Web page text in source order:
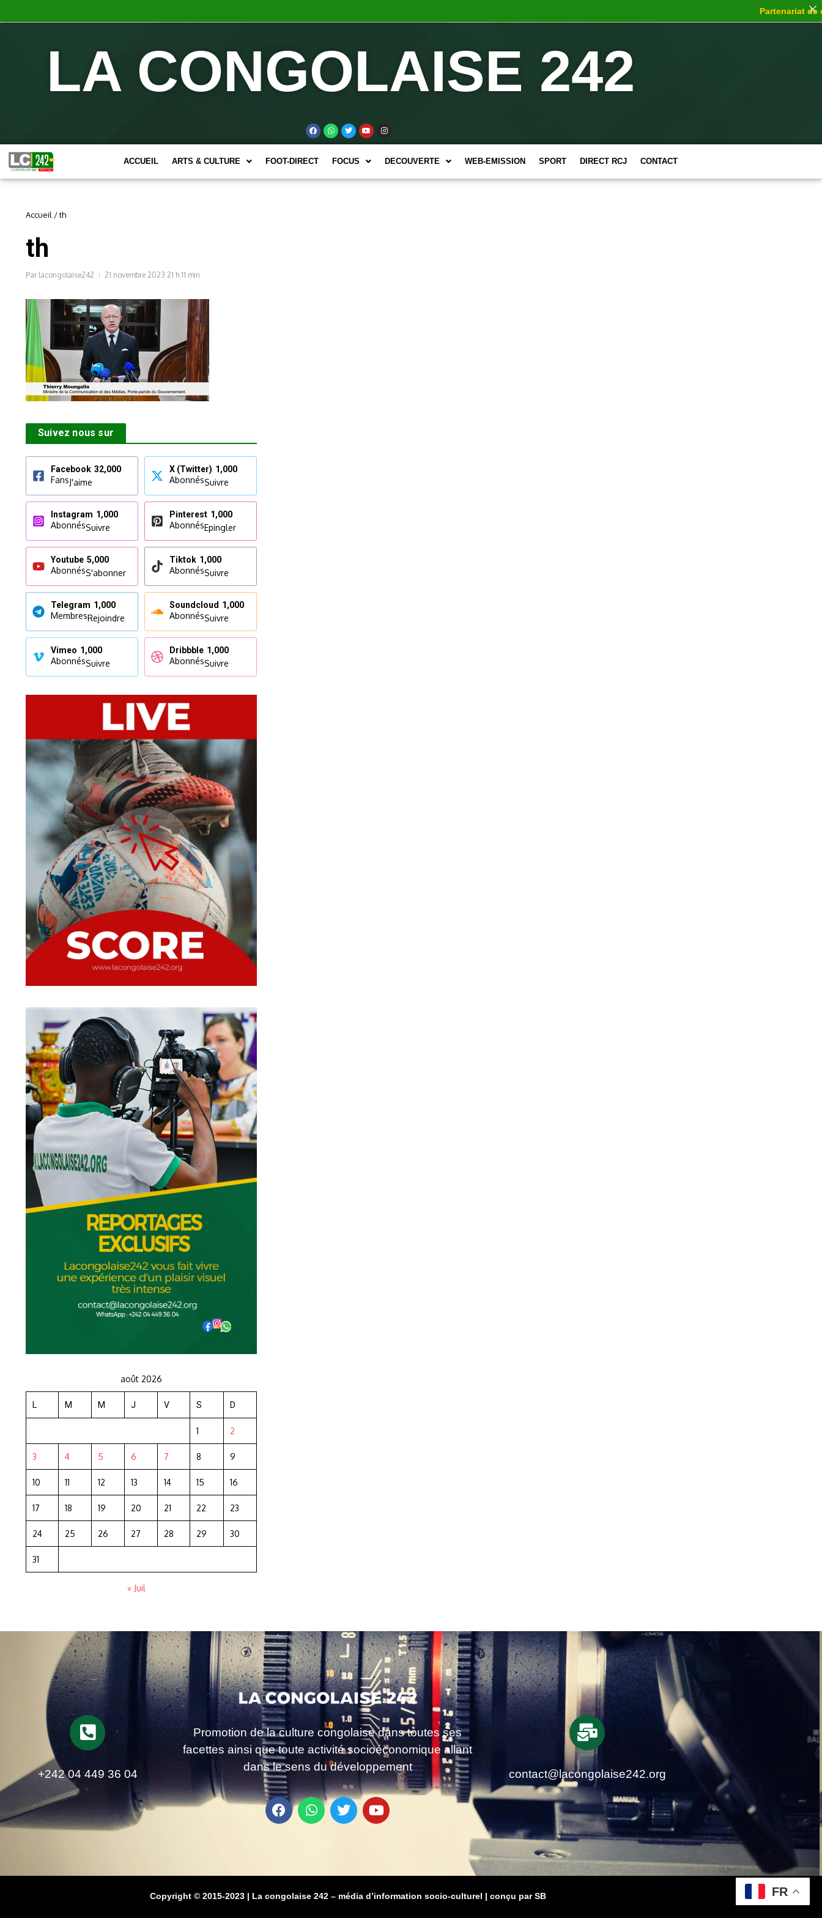
LA CONGOLAISE 242
ACCUEIL ARTS & CULTURE FOOT-DIRECT FOCUS DECOUVERTE WEB-EMISSION SPORT DIRECT RCJ CONTACT
Accueil /th
th
Par lacongolaise242 21 novembre 2023 21 h 11 min
Suivez nous sur
Facebook 32,000
FansJ'aime
X (Twitter) 1,000
AbonnésSuivre
Instagram 1,000
AbonnésSuivre
Pinterest 1,000
AbonnésEpingler
Youtube 5,000
AbonnésS'abonner
Tiktok 1,000
AbonnésSuivre
Telegram 1,000
MembresRejoindre
Soundcloud 1,000
AbonnésSuivre
Vimeo 1,000
AbonnésSuivre
Dribbble 1,000
AbonnésSuivre
août 2026
L M M J V S D
1 2
3 4 5 6 7 8 9
10 11 12 13 14 15 16
17 18 19 20 21 22 23
24 25 26 27 28 29 30
31
« Juil
+242 04 449 36 04
Promotion de la culture congolaise dans toutes ses
facettes ainsi que toute activité socioéconomique allant
dans le sens du développement
contact@lacongolaise242.org
Copyright © 2015-2023 | La congolaise 242 – média d’information socio-culturel | conçu par SB
Partenariat de
FR